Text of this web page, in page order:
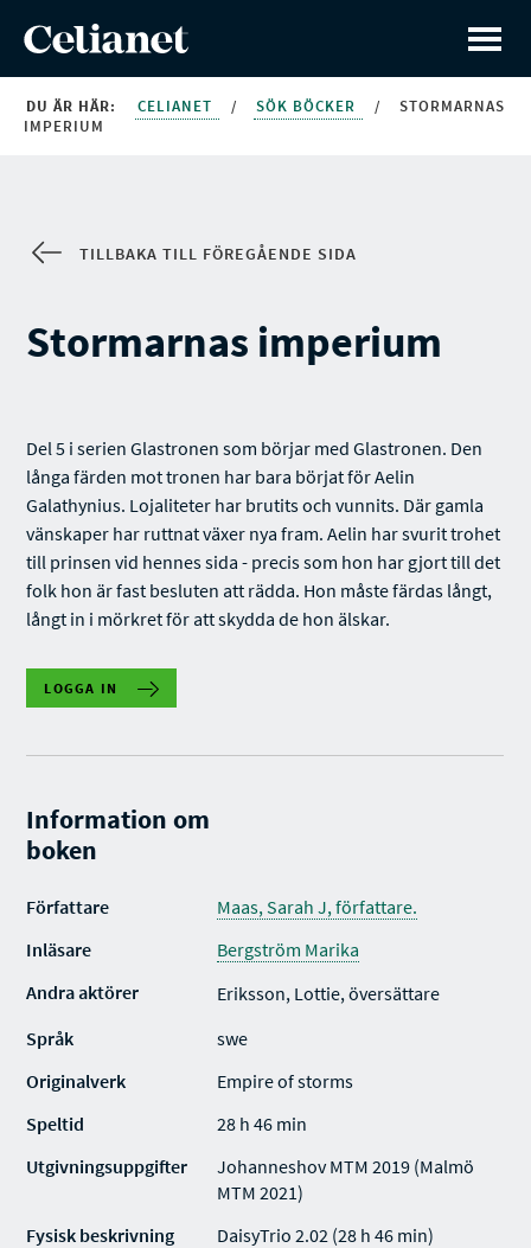
DU ÄR HÄR: CELIANET / SÖK BÖCKER /
STORMARNAS
IMPERIUM
TILLBAKA TILL FÖREGÅENDE SIDA
Stormarnas imperium
Del 5 i serien Glastronen som börjar med Glastronen. Den
långa färden mot tronen har bara börjat för Aelin
Galathynius. Lojaliteter har brutits och vunnits. Där gamla
vänskaper har ruttnat växer nya fram. Aelin har svurit trohet
till prinsen vid hennes sida - precis som hon har gjort till det
folk hon är fast besluten att rädda. Hon måste färdas långt,
långt in i mörkret för att skydda de hon älskar.
LOGGA IN
Information om
boken
Författare
Maas, Sarah J, författare.
Inläsare
Bergström Marika
Andra aktörer
Eriksson, Lottie, översättare
Språk
swe
Originalverk
Empire of storms
Speltid
28 h 46 min
Utgivningsuppgifter
Johanneshov MTM 2019 (Malmö
MTM 2021)
Fysisk beskrivning
DaisyTrio 2.02 (28 h 46 min)